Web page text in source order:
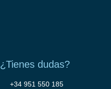
¿Tienes dudas?
+34 951 550 185